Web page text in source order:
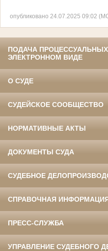
опубликовано 24.07.2025 09:02
ПОДАЧА
ЭЛЕКТРОННОМ ВИДЕ
О СУДЕ
СУДЕЙСКОЕ СООБЩЕСТВО
НОРМАТИВНЫЕ АКТЫ
ДОКУМЕНТЫ СУДА
СУДЕБНОЕ
СПРАВОЧНАЯ
ПРЕСС-СЛУЖБА
УПРАВЛЕНИЕ СУДЕБНОГО